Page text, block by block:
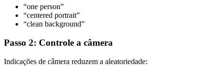
“one person”
“centered portrait”
“clean background”
Passo 2: Controle a câmera
Indicações de câmera reduzem a aleatoriedade: